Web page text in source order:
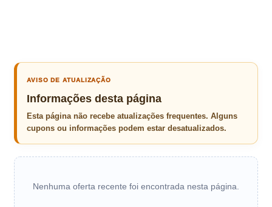
AVISO DE ATUALIZAÇÃO
Informações desta página
Esta página não recebe atualizações frequentes. Alguns
cupons ou informações podem estar desatualizados.
Nenhuma oferta recente foi encontrada nesta página.